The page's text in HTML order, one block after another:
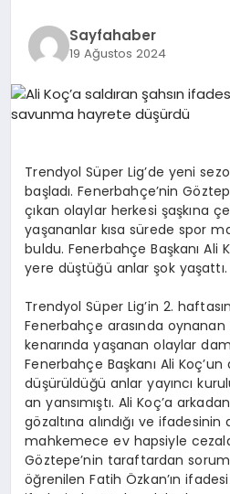
EKONOMI
SAĞLIK
SPOR
YAŞAM
DIĞER
Sayfahaber
19 Ağustos 2024
Trendyol Süper Lig’de yeni
başladı. Fenerbahçe’nin
çıkan olaylar herkesi şaşkına
yaşananlar kısa sürede spor
buldu. Fenerbahçe Başkanı Ali
yere düştüğü anlar şok yaşattı.
Trendyol Süper Lig’in 2.
Fenerbahçe arasında oynanan
kenarında yaşanan olaylar
Fenerbahçe Başkanı Ali
düşürüldüğü anlar yayıncı
an yansımıştı. Ali Koç’a
gözaltına alındığı ve
mahkemece ev hapsiyle
Göztepe’nin taraftardan
öğrenilen Fatih Özkan’ın ifadesi